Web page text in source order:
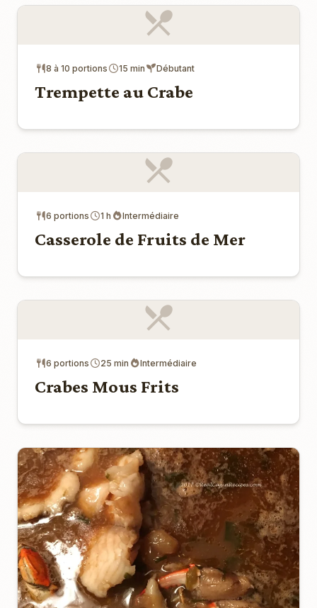
8 à 10 portions 15 min Débutant
Trempette au Crabe
6 portions 1 h Intermédiaire
Casserole de Fruits de Mer
6 portions 25 min Intermédiaire
Crabes Mous Frits